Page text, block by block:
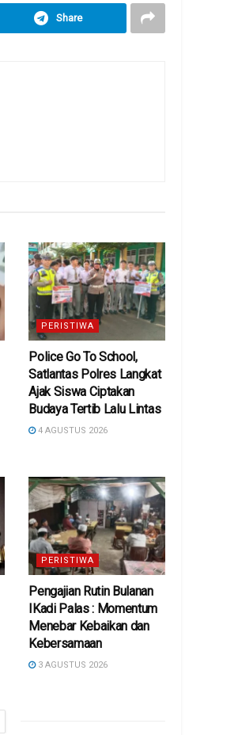
Share
PERISTIWA
Police Go To School,
Satlantas Polres Langkat
Ajak Siswa Ciptakan
Budaya Tertib Lalu Lintas
4 AGUSTUS 2026
PERISTIWA
Pengajian Rutin Bulanan
IKadi Palas : Momentum
Menebar Kebaikan dan
Kebersamaan
3 AGUSTUS 2026